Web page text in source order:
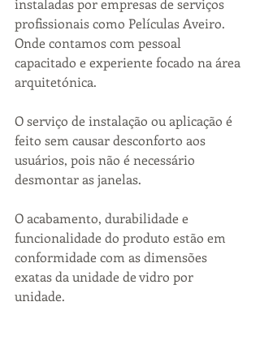
instaladas por empresas de serviços
profissionais como Películas Aveiro.
Onde contamos com pessoal
capacitado e experiente focado na área
arquitetónica.
O serviço de instalação ou aplicação é
feito sem causar desconforto aos
usuários, pois não é necessário
desmontar as janelas.
O acabamento, durabilidade e
funcionalidade do produto estão em
conformidade com as dimensões
exatas da unidade de vidro por
unidade.